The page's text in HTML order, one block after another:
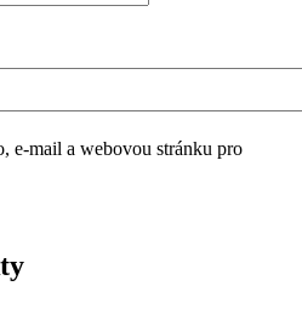
e-mail a webovou stránku pro